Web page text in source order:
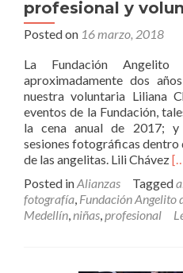
profesional y
Posted on 16 marzo, 2018
La Fundación
aproximadamente dos
nuestra voluntaria Liliana
eventos de la Fundación,
la cena anual de 2017;
sesiones fotográficas dentro
de las angelitas. Lili Chávez
y
Posted inAlianzas Tagged
fotografía, Fundación Angelito
Medellín,niñas,profesional